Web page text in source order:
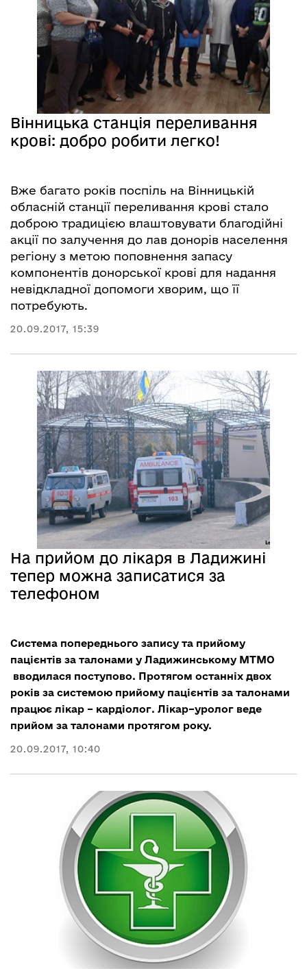
Вінницька станція переливання
крові: добро робити легко!
Вже багато років поспіль на Вінницькій
обласній станції переливання крові стало
доброю традицією влаштовувати благодійні
акції по залучення до лав донорів населення
регіону з метою поповнення запасу
компонентів донорської крові для надання
невідкладної допомоги хворим, що її
потребують.
20.09.2017, 15:39
На прийом до лікаря в Ладижині
тепер можна записатися за
телефоном
Cистема попереднього запису та прийому
пацієнтів за талонами у Ладижинському МТМО
вводилася поступово. Протягом останніх двох
років за системою прийому пацієнтів за талонами
працює лікар – кардіолог. Лікар–уролог веде
прийом за талонами протягом року.
20.09.2017, 10:40